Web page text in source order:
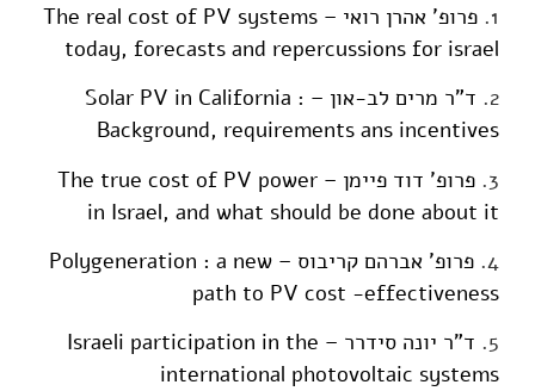
1.
פרופ' אהרן רואי – The real cost of PV systems
today, forecasts and repercussions for israel
2.
ד"ר מרים לב-און – Solar PV in California :
Background, requirements ans incentives
3.
פרופ' דוד פיימן – The true cost of PV power
in Israel, and what should be done about it
4.
פרופ' אברהם קריבוס – Polygeneration : a new
path to PV cost -effectiveness
5.
ד"ר יונה סידרר – Israeli participation in the
international photovoltaic systems